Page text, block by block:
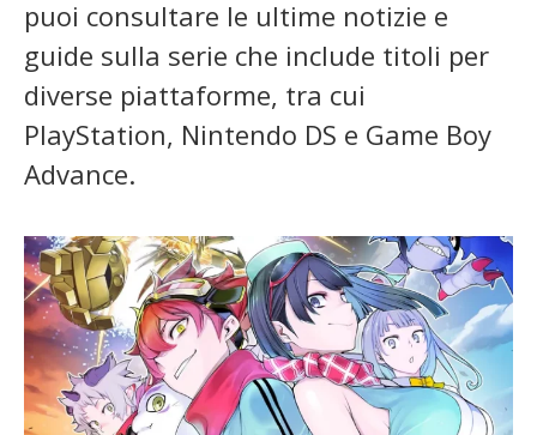
puoi consultare le ultime notizie e
guide sulla serie che include titoli per
diverse piattaforme, tra cui
PlayStation, Nintendo DS e Game Boy
Advance.